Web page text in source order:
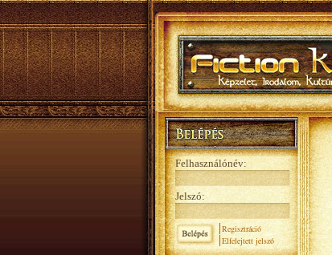
Felhasználónév:
Jelszó:
Regisztráció
Elfelejtett jelszó